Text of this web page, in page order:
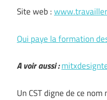
Site web :
Qui paye la formation
A voir aussi :
Un CST digne de ce